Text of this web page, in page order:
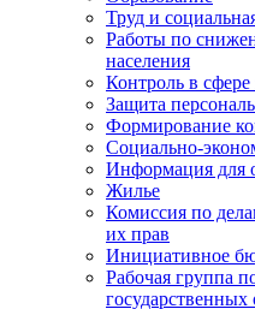
Труд и
Работы по
населения
Контроль в сфере
Защита
Формирование
Социально-
Информация для
Жилье
Комиссия по
их прав
Инициативное
Рабочая группа
государственных